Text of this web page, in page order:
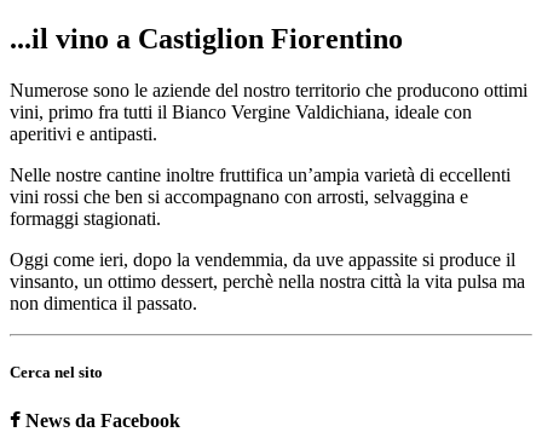
...il vino a Castiglion Fiorentino
Numerose sono le aziende del nostro territorio che producono ottimi
vini, primo fra tutti il Bianco Vergine Valdichiana, ideale con
aperitivi e antipasti.
Nelle nostre cantine inoltre fruttifica un’ampia varietà di eccellenti
vini rossi che ben si accompagnano con arrosti, selvaggina e
formaggi stagionati.
Oggi come ieri, dopo la vendemmia, da uve appassite si produce il
vinsanto, un ottimo dessert, perchè nella nostra città la vita pulsa ma
non dimentica il passato.
Cerca nel sito
News da Facebook